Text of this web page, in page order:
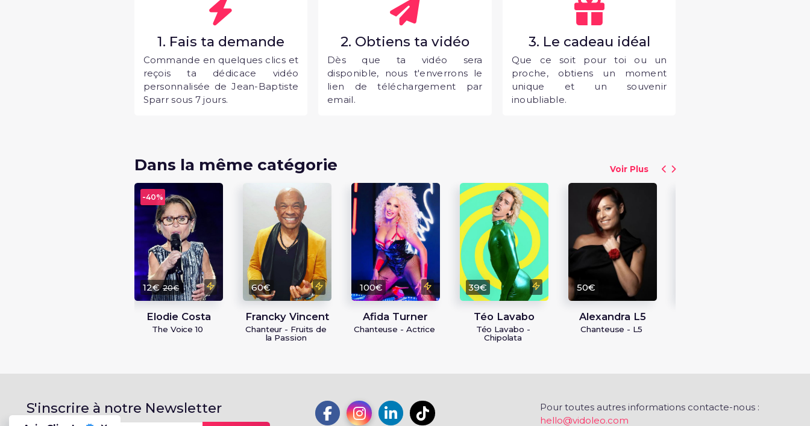
1. Fais ta demande
Commande en quelques clics et
reçois ta dédicace vidéo
personnalisée de Jean-Baptiste
Sparr sous 7 jours.
2. Obtiens ta vidéo
Dès que ta vidéo sera
disponible, nous t'enverrons le
lien de téléchargement par
email.
3. Le cadeau idéal
Que ce soit pour toi ou un
proche, obtiens un moment
unique et un souvenir
inoubliable.
Dans la même catégorie Voir Plus
-40%
12€ 20€
Elodie Costa
The Voice 10
60€
Francky Vincent
Chanteur - Fruits de
la Passion
100€
Afida Turner
Chanteuse - Actrice
39€
Téo Lavabo
Téo Lavabo -
Chipolata
50€
Alexandra L5
Chanteuse - L5
S'inscrire à notre Newsletter
Pour toutes autres informations contacte-nous :
hello@vidoleo.com